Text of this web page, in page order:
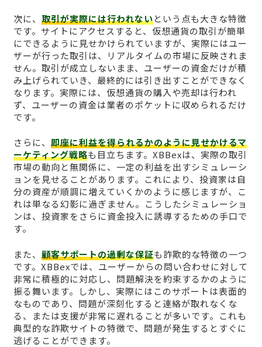
次に、 取引が実際には行われないという点も大きな特徴
です。サイトにアクセスすると、仮想通貨の取引が簡単
にできるように見せかけられていますが、実際にはユー
ザーが行った取引は、リアルタイムの市場に反映されま
せん。取引が成立しないまま、ユーザーの資金だけが積
み上げられていき、最終的には引き出すことができなく
なります。実際には、仮想通貨の購入や売却は行われ
ず、ユーザーの資金は業者のポケットに収められるだけ
です。
さらに、 即座に利益を得られるかのように見せかけるマ
ーケティング戦略も目立ちます。XBBexは、実際の取引
市場の動向と無関係に、一定の利益を出すシミュレーシ
ョンを見せることがあります。これにより、投資家は自
分の資産が順調に増えていくかのように感じますが、こ
れは単なる幻影に過ぎません。こうしたシミュレーショ
ンは、投資家をさらに資金投入に誘導するための手口で
す。
また、 顧客サポートの過剰な保証も詐欺的な特徴の一つ
です。XBBexでは、ユーザーからの問い合わせに対して
非常に積極的に対応し、問題解決を約束するかのように
振る舞います。しかし、実際にはこのサポートは表面的
なものであり、問題が深刻化すると連絡が取れなくな
る、または支援が非常に遅れることが多いです。これも
典型的な詐欺サイトの特徴で、問題が発生するとすぐに
逃げることができます。